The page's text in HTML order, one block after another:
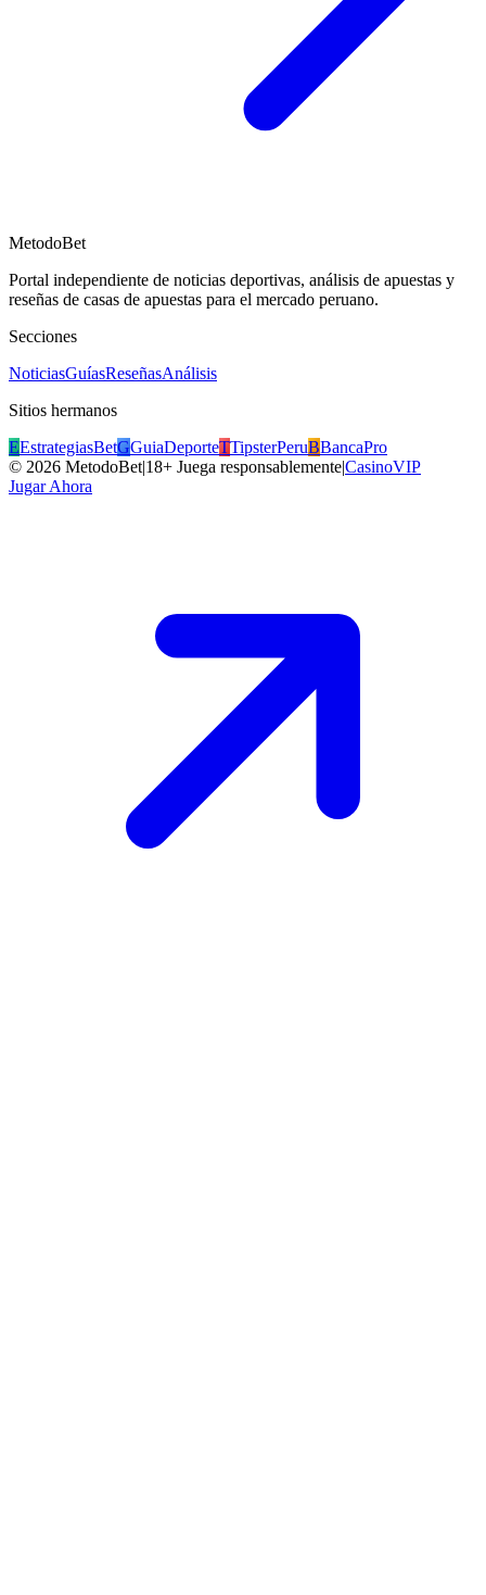
MetodoBet
Portal independiente de noticias deportivas, análisis de apuestas y
reseñas de casas de apuestas para el mercado peruano.
Secciones
NoticiasGuíasReseñasAnálisis
Sitios hermanos
EEstrategiasBetGGuiaDeporteTTipsterPeruBBancaPro
© 2026 MetodoBet|18+ Juega responsablemente|CasinoVIP
Jugar Ahora